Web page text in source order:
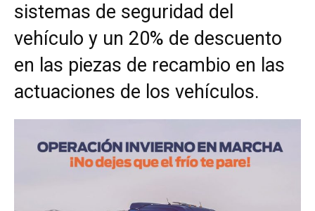
sistemas de seguridad del
vehículo y un 20% de descuento
en las piezas de recambio en las
actuaciones de los vehículos.